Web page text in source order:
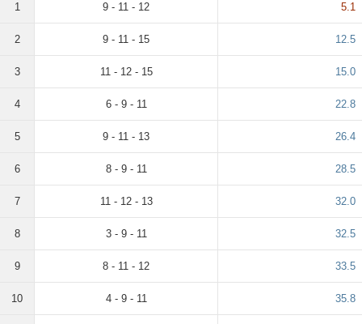
1 9 - 11 - 12 5.1
2 9 - 11 - 15 12.5
3 11 - 12 - 15 15.0
4 6 - 9 - 11 22.8
5 9 - 11 - 13 26.4
6 8 - 9 - 11 28.5
7 11 - 12 - 13 32.0
8 3 - 9 - 11 32.5
9 8 - 11 - 12 33.5
10 4 - 9 - 11 35.8